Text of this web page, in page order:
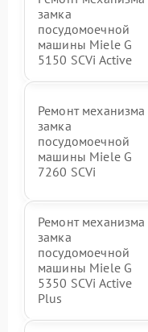
замка
посудомоечной
машины Miele G
5150 SCVi Active
Ремонт механизма
замка
посудомоечной
машины Miele G
7260 SCVi
Ремонт механизма
замка
посудомоечной
машины Miele G
5350 SCVi Active
Plus